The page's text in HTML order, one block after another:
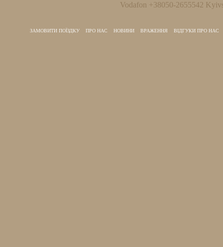
Vodafon +38050-2655542
ЗАМОВИТИ ПОЇЗДКУ ПРО НАС НОВИНИ ВРАЖЕННЯ ВІДГУКИ ПРО НАС